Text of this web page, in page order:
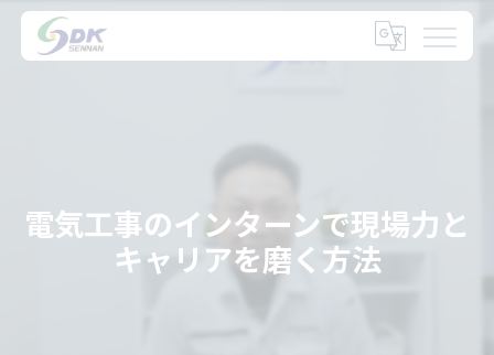
電気工事のインターンで現場力と
キャリアを磨く方法